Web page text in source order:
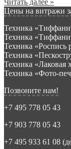
Читать далее »
Цены на витражи
Техника
Техника
Техника «Роспись
Техника
Техника «Лаковая
Техника «Фото-
Позвоните нам!
+7 495 778 05 43
+7 903 778 05 43
+7 495 933 61 08